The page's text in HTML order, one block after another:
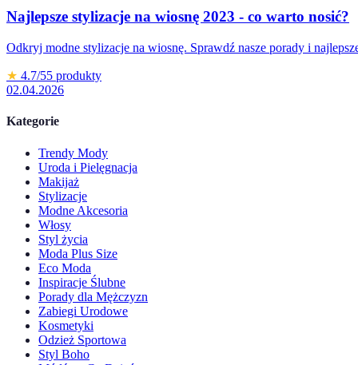
Najlepsze stylizacje na wiosnę 2023 - co warto nosić?
Odkryj modne stylizacje na wiosnę. Sprawdź nasze porady i
★ 4.7/55 produkty
02.04.2026
Kategorie
Trendy Mody
Uroda i Pielęgnacja
Makijaż
Stylizacje
Modne Akcesoria
Włosy
Styl życia
Moda Plus Size
Eco Moda
Inspiracje Ślubne
Porady dla Mężczyzn
Zabiegi Urodowe
Kosmetyki
Odzież Sportowa
Styl Boho